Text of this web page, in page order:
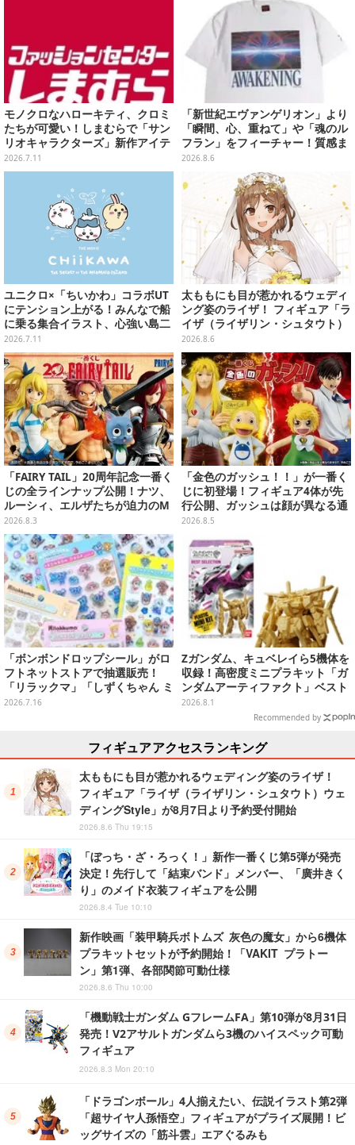
モノクロなハローキティ、クロミ
たちが可愛い！しまむらで「サン
リオキャラクターズ」新作アイテ
ムが発売、マスコットやポーチ各
種ラインナップ
2026.7.11
「新世紀エヴァンゲリオン」より
「瞬間、心、重ねて」や「魂のル
フラン」をフィーチャー！質感ま
でこだわった高級Tシャツが8月7
2026.8.6
ユニクロ×「ちいかわ」コラボUT
にテンション上がる！みんなで船
に乗る集合イラスト、心強い島二
郎など映画を記念した特別コレク
ション
2026.7.11
太ももにも目が惹かれるウェディ
ング姿のライザ！ フィギュア「ラ
イザ（ライザリン・シュタウト）
ウェディングStyle」が8月7日よ
り予約受付開始
2026.8.6
「FAIRY TAIL」20周年記念一番く
じの全ラインナップ公開！ナツ、
ルーシィ、エルザたちが迫力のM
ASTERLISEで初登場
2026.8.3
「金色のガッシュ！！」が一番く
じに初登場！フィギュア4体が先
行公開、ガッシュは顔が異なる通
常/ザケルver.の2種
2026.8.5
「ボンボンドロップシール」がロ
フトネットストアで抽選販売！
「リラックマ」「しずくちゃん ミ
ニ」など全12種をラインナップ
2026.7.16
Zガンダム、キュベレイら5機体を
収録！高密度ミニプラキット「ガ
ンダムアーティファクト」ベスト
セレクションが10月発売
2026.8.1
Recommended by
フィギュアアクセスランキング
太ももにも目が惹かれるウェディング姿のライザ！
フィギュア「ライザ（ライザリン・シュタウト）ウェ
ディングStyle」が8月7日より予約受付開始
2026.8.6 Thu 19:15
「ぼっち・ざ・ろっく！」新作一番くじ第5弾が発売
決定！先行して「結束バンド」メンバー、「廣井きく
り」のメイド衣装フィギュアを公開
2026.8.4 Tue 10:10
新作映画「装甲騎兵ボトムズ 灰色の魔女」から6機体
プラキットセットが予約開始！「VAKIT プラトー
ン」第1弾、各部関節可動仕様
2026.8.6 Thu 10:00
「機動戦士ガンダム GフレームFA」第10弾が8月31日
発売！V2アサルトガンダムら3機のハイスペック可動
フィギュア
2026.8.3 Mon 20:10
「ドラゴンボール」4人揃えたい、伝説イラスト第2弾
「超サイヤ人孫悟空」フィギュアがプライズ展開！ビ
ッグサイズの「筋斗雲」エアぐるみも